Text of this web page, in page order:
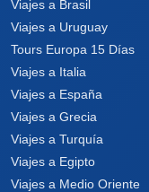
Viajes a Brasil
Viajes a Uruguay
Tours Europa 15 Días
Viajes a Italia
Viajes a España
Viajes a Grecia
Viajes a Turquía
Viajes a Egipto
Viajes a Medio Oriente